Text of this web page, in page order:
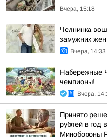
Вчера, 15:18
Челнинка
замужних
Вчера, 14:33
Набережные
чемпионы!
Вчера,
Принято
рублей в год
Минобороны